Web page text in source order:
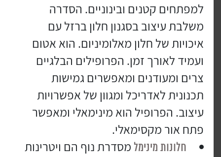
למפתחים קטנים ובינוניים. הסדרה
משלבת עיצוב בסגנון חלון ברזל עם
איכויות של חלון מאלומיניום. הוא אטום
ועמיד לאורך זמן. הפרופילים הבלגיים
צרים ומעודנים ומאפשרים גמישות
תכנונית לאדריכל ומגוון של אפשרויות
עיצוב. הפרופיל הוא מינימאלי ומאפשר
פתח אור מקסימאלי.
חלונות מינימלמסדרת נוף הם ויטרינות